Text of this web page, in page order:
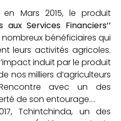
Mars 2015, le produit
Services Financiers’’
nombreux bénéficiaires qui
leurs activités agricoles.
induit par le produit
nos milliers d’agriculteurs
avec un des
de son entourage….
Tchintchinda, un des